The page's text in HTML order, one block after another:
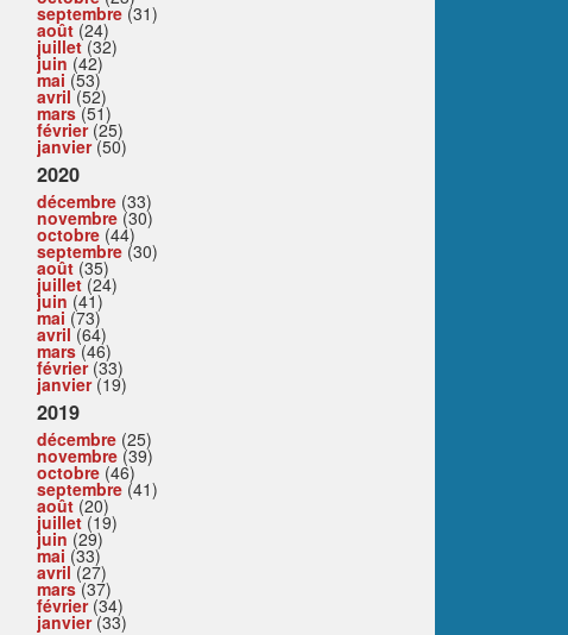
septembre (31)
août (24)
juillet(32)
juin (42)
mai (53)
avril(52)
mars(51)
février(25)
janvier(50)
2020
décembre (33)
novembre (30)
octobre (44)
septembre (30)
août (35)
juillet(24)
juin (41)
mai (73)
avril(64)
mars(46)
février(33)
janvier(19)
2019
décembre (25)
novembre (39)
octobre (46)
septembre (41)
août (20)
juillet(19)
juin (29)
mai (33)
avril(27)
mars(37)
février(34)
janvier(33)